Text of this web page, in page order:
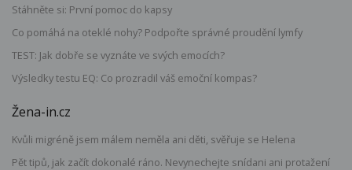
Stáhněte si: První pomoc do kapsy
Co pomáhá na oteklé nohy? Podpořte správné proudění lymfy
TEST: Jak dobře se vyznáte ve svých emocích?
Výsledky testu EQ: Co prozradil váš emoční kompas?
Žena-in.cz
Kvůli migréně jsem málem neměla ani děti, svěřuje se Helena
Pět tipů, jak začít dokonalé ráno. Nevynechejte snídani ani protažení